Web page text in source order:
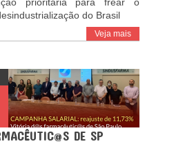
do Brasil
Veja mais
DE SP